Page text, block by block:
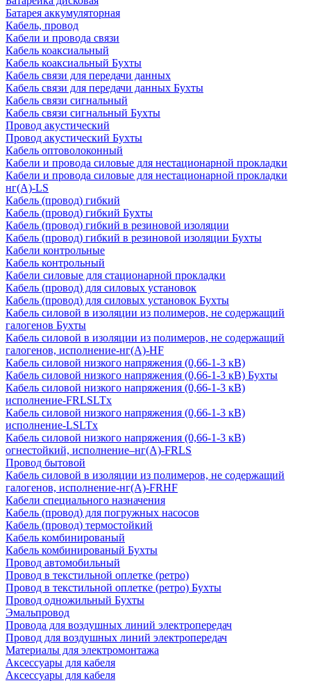
Батарея аккумуляторная
Кабель, провод
Кабели и провода связи
Кабель коаксиальный
Кабель коаксиальный Бухты
Кабель связи для передачи данных
Кабель связи для передачи данных Бухты
Кабель связи сигнальный
Кабель связи сигнальный Бухты
Провод акустический
Провод акустический Бухты
Кабель оптоволоконный
Кабели и провода силовые для нестационарной прокладки
Кабели и провода силовые для нестационарной прокладки
нг(А)-LS
Кабель (провод) гибкий
Кабель (провод) гибкий Бухты
Кабель (провод) гибкий в резиновой изоляции
Кабель (провод) гибкий в резиновой изоляции Бухты
Кабели контрольные
Кабель контрольный
Кабели силовые для стационарной прокладки
Кабель (провод) для силовых установок
Кабель (провод) для силовых установок Бухты
Кабель силовой в изоляции из полимеров, не содержащий
галогенов Бухты
Кабель силовой в изоляции из полимеров, не содержащий
галогенов, исполнение-нг(А)-HF
Кабель силовой низкого напряжения (0,66-1-3 кВ)
Кабель силовой низкого напряжения (0,66-1-3 кВ) Бухты
Кабель силовой низкого напряжения (0,66-1-3 кВ)
исполнение-FRLSLTx
Кабель силовой низкого напряжения (0,66-1-3 кВ)
исполнение-LSLTx
Кабель силовой низкого напряжения (0,66-1-3 кВ)
огнестойкий, исполнение–нг(А)-FRLS
Провод бытовой
Кабель силовой в изоляции из полимеров, не содержащий
галогенов, исполнение-нг(А)-FRHF
Кабели специального назначения
Кабель (провод) для погружных насосов
Кабель (провод) термостойкий
Кабель комбинированый
Кабель комбинированый Бухты
Провод автомобильный
Провод в текстильной оплетке (ретро)
Провод в текстильной оплетке (ретро) Бухты
Провод одножильный Бухты
Эмальпровод
Провода для воздушных линий электропередач
Провод для воздушных линий электропередач
Материалы для электромонтажа
Аксессуары для кабеля
Аксессуары для кабеля